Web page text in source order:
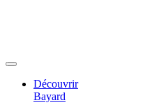
Découvrir
Bayard